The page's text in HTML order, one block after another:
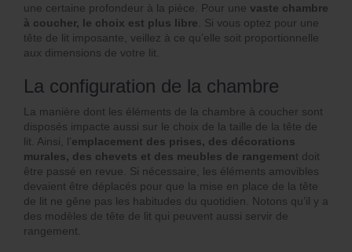
une certaine profondeur à la pièce. Pour une vaste chambre
à coucher, le choix est plus libre . Si vous optez pour une
tête de lit imposante, veillez à ce qu’elle soit proportionnelle
aux dimensions de votre lit.
La configuration de la chambre
La manière dont les éléments de la chambre à coucher sont
disposés impacte aussi sur le choix de la taille de la tête de
lit. Ainsi, l’emplacement des prises, des décorations
murales, des chevets et des meubles de rangement doit
être passé en revue. Si nécessaire, les éléments amovibles
devaient être déplacés pour que la mise en place de la tête
de lit ne gêne pas les habitudes du quotidien. Notons qu’il y a
des modèles de tête de lit qui peuvent aussi servir de
rangement.